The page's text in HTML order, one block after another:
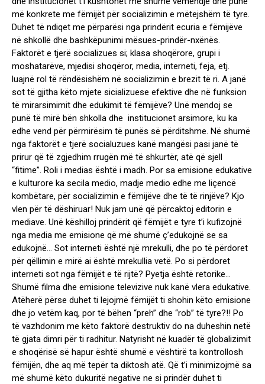
më konkrete me fëmijët për socializimin e mëtejshëm të tyre.
Duhet të ndiqet me përparësi nga prindërit ecuria e fëmijëve
në shkollë dhe bashkëpunimi mësues-prindër-nxënës.
Faktorët e tjerë socializues si; klasa shoqërore, grupi i
moshatarëve, mjedisi shoqëror, media, interneti, feja, etj.
luajnë rol të rëndësishëm në socializimin e brezit të ri. A janë
sot të gjitha këto mjete sicializuese efektive dhe në funksion
të mirarsimimit dhe edukimit të fëmijëve? Unë mendoj se
punë të mirë bën shkolla dhe institucionet arsimore, ku ka
edhe vend për përmirësim të punës së përditshme. Në shumë
nga faktorët e tjerë socialuzues kanë mangësi pasi janë të
prirur që të zgjedhim rrugën më të shkurtër, atë që sjell
“fitime”. Roli i medias është i madh. Por sa emisione edukative
e kulturore ka secila medio, madje medio edhe me liçencë
kombëtare, për socializimin e fëmijëve dhe të të rinjëve? Kjo
vlen për të dëshiruar! Nuk jam unë që përcaktoj editorin e
mediave. Unë këshilloj prindërit që fëmijët e tyre t’i kufizojnë
nga media me emisione që më shumë ç’edukojnë se sa
edukojnë… Sot interneti është një mrekulli, dhe po të përdoret
për qëllimin e mirë ai është mrekullia vetë. Po si përdoret
interneti sot nga fëmijët e të rijtë? Pyetja është retorike…
Shumë filma dhe emisione televizive nuk kanë vlera edukative.
Atëherë përse duhet ti lejojmë fëmijët ti shohin këto emisione
dhe jo vetëm kaq, por të bëhen “preh” dhe “rob” të tyre?!! Po
të vazhdonim me këto faktorë destruktiv do na duheshin netë
të gjata dimri për ti radhitur. Natyrisht në kuadër të globalizimit
e shoqërisë së hapur është shumë e vështirë ta kontrollosh
fëmijën, dhe aq më tepër ta diktosh atë. Që t’i minimizojmë sa
më shumë këto dukuritë negative ne si prindër duhet ti